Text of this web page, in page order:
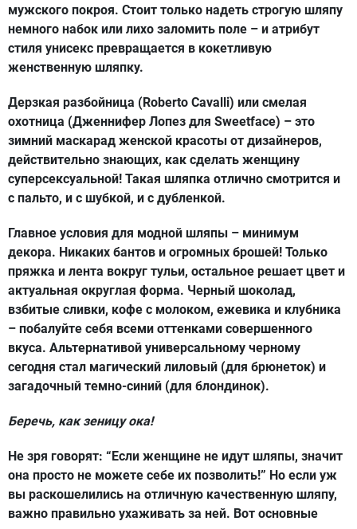
мужского покроя. Стоит только надеть строгую шляпу
немного набок или лихо заломить поле – и атрибут
стиля унисекс превращается в кокетливую
женственную шляпку.
Дерзкая разбойница (Roberto Cavalli) или смелая
охотница (Дженнифер Лопез для Sweetface) – это
зимний маскарад женской красоты от дизайнеров,
действительно знающих, как сделать женщину
суперсексуальной! Такая шляпка отлично смотрится и
с пальто, и с шубкой, и с дубленкой.
Главное условия для модной шляпы – минимум
декора. Никаких бантов и огромных брошей! Только
пряжка и лента вокруг тульи, остальное решает цвет и
актуальная округлая форма. Черный шоколад,
взбитые сливки, кофе с молоком, ежевика и клубника
– побалуйте себя всеми оттенками совершенного
вкуса. Альтернативой универсальному черному
сегодня стал магический лиловый (для брюнеток) и
загадочный темно-синий (для блондинок).
Беречь, как зеницу ока!
Не зря говорят: “Если женщине не идут шляпы, значит
она просто не можете себе их позволить!” Но если уж
вы раскошелились на отличную качественную шляпу,
важно правильно ухаживать за ней. Вот основные